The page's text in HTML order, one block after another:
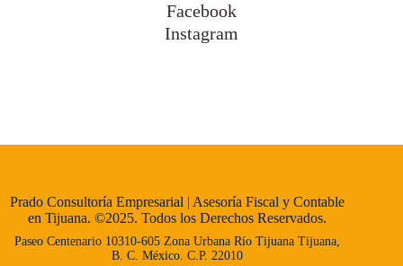
Facebook
Instagram
Prado Consultoría Empresarial | Asesoría Fiscal y Contable
en Tijuana. ©2025. Todos los Derechos Reservados.
Paseo Centenario 10310-605 Zona Urbana Río Tijuana Tijuana,
B. C. México. C.P. 22010